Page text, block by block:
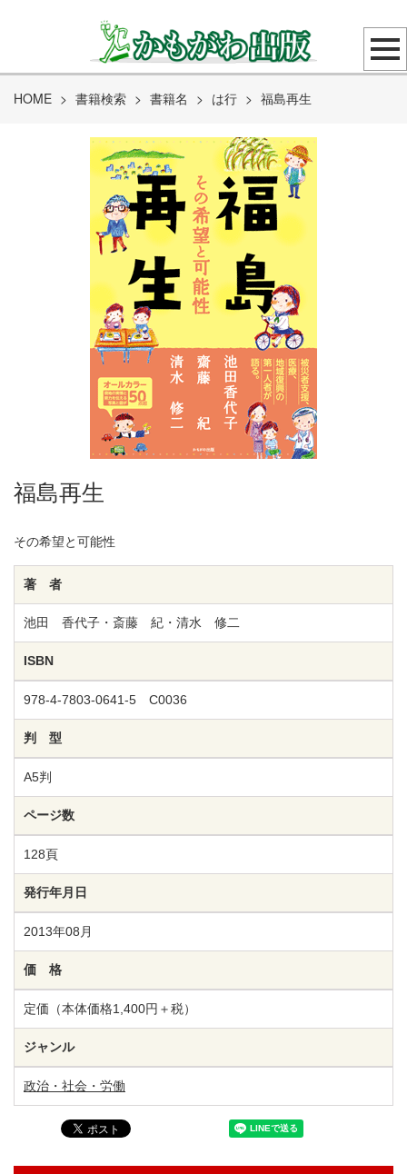
HOME > 書籍検索 > 書籍名 > は行 > 福島再生
福島再生
その希望と可能性
著 者
池田 香代子・斎藤 紀・清水 修二
ISBN
978-4-7803-0641-5 C0036
判 型
A5判
ページ数
128頁
発行年月日
2013年08月
価 格
定価（本体価格1,400円＋税）
ジャンル
政治・社会・労働